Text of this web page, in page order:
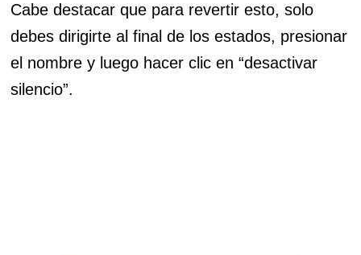
Cabe destacar que para revertir esto, solo
debes dirigirte al final de los estados, presionar
el nombre y luego hacer clic en “desactivar
silencio”.